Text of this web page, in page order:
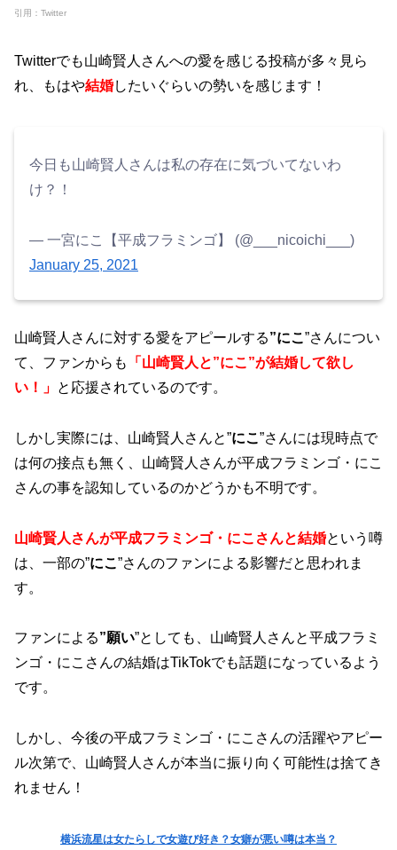
引用：Twitter
Twitterでも山崎賢人さんへの愛を感じる投稿が多々見ら
れ、もはや結婚したいぐらいの勢いを感じます！
今日も山崎賢人さんは私の存在に気づいてないわ
け？！
— 一宮にこ【平成フラミンゴ】 (@___nicoichi___)
January 25, 2021
山崎賢人さんに対する愛をアピールする”にこ ”さんについ
て、ファンからも
「山崎賢人と”にこ”が結婚して欲し
い！」 と応援されているのです。
しかし実際には、山崎賢人さんと”にこ ”さんには現時点で
は何の接点も無く、山崎賢人さんが平成フラミンゴ・にこ
さんの事を認知しているのかどうかも不明です。
山崎賢人さんが平成フラミンゴ・にこさんと結婚という噂
は、一部の”にこ ”さんのファンによる影響だと思われま
す。
ファンによる”願い”としても、山崎賢人さんと平成フラミ
ンゴ・にこさんの結婚はTikTokでも話題になっているよう
です。
しかし、今後の平成フラミンゴ・にこさんの活躍やアピー
ル次第で、山崎賢人さんが本当に振り向く可能性は捨てき
れません！
横浜流星は女たらしで女遊び好き？女癖が悪い噂は本当？